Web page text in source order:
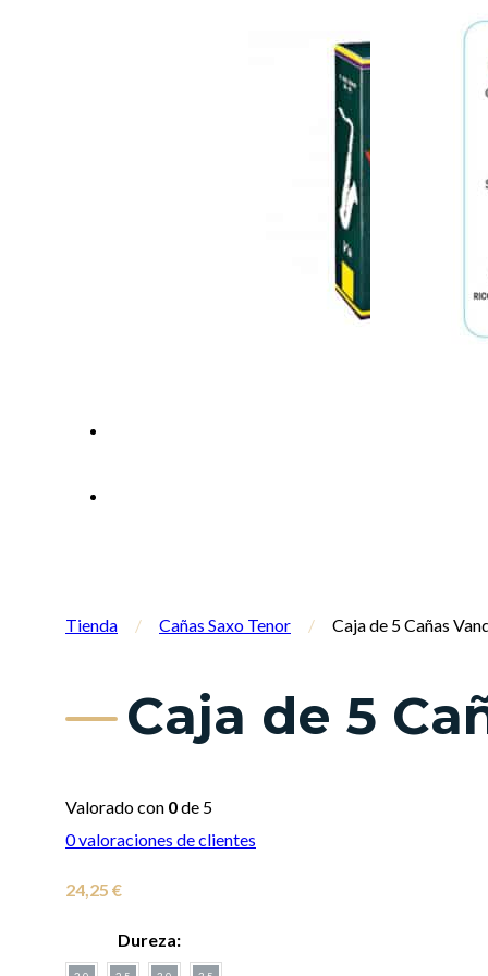
Tienda / Cañas Saxo Tenor / Caja de 5 Cañas
Caja de 5
Valorado con 0de 5
0valoraciones de clientes
24,25 €
Dureza: